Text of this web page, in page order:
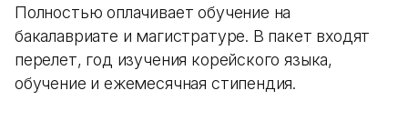
Полностью оплачивает обучение на
бакалавриате и магистратуре. В пакет входят
перелет, год изучения корейского языка,
обучение и ежемесячная стипендия.